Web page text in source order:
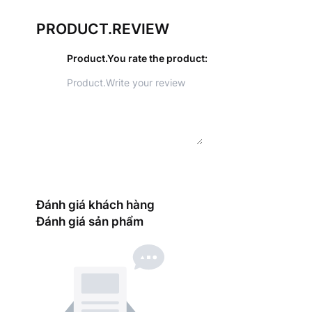
PRODUCT.REVIEW
Product.You rate the product:
Đánh giá khách hàng
Đánh giá sản phẩm